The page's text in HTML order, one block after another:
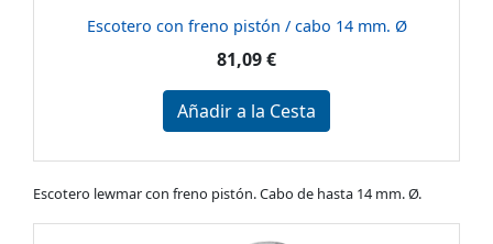
Escotero con freno pistón / cabo 14 mm. Ø
81,09 €
Añadir a la Cesta
Escotero lewmar con freno pistón. Cabo de hasta 14 mm. Ø.